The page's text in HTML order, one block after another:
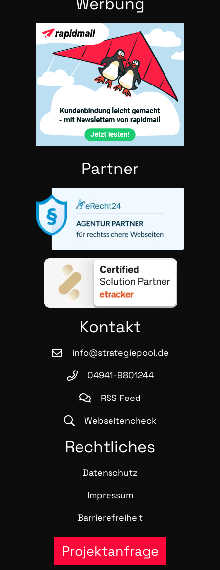
Part­ner
Kon­takt
info@strategiepool.de
04941-9801244
RSS Feed
Webseitencheck
Recht­li­ches
Daten­schutz
Impres­sum
Bar­rie­re­frei­heit
Projektanfrage